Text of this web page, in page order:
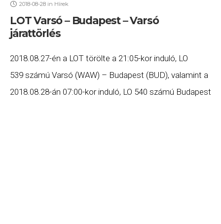
2018-08-28 in Hírek
LOT Varsó – Budapest – Varsó
járattörlés
2018.08.27-én a LOT törölte a 21:05-kor induló, LO
539 számú Varsó (WAW) – Budapest (BUD), valamint a
2018.08.28-án 07:00-kor induló, LO 540 számú Budapest